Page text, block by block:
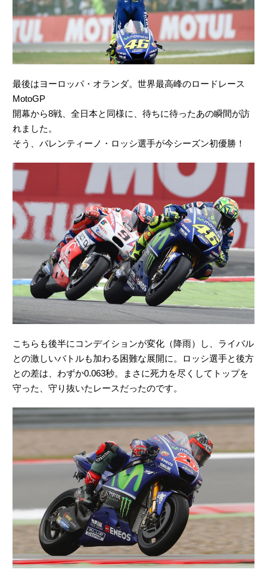
最後はヨーロッパ・オランダ。世界最高峰のロードレース
MotoGP
開幕から8戦、全日本と同様に、待ちに待ったあの瞬間が訪
れました。
そう、バレンティーノ・ロッシ選手が今シーズン初優勝！
こちらも後半にコンデイションが変化（降雨）し、ライバル
との激しいバトルも加わる困難な展開に。ロッシ選手と後方
との差は、わずか0.063秒。まさに死力を尽くしてトップを
守った、守り抜いたレースだったのです。